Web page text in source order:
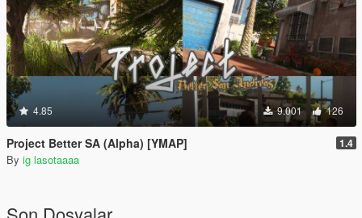
4.85 9.001 126
Project Better SA (Alpha) [YMAP] 1.4
By ig lasotaaaa